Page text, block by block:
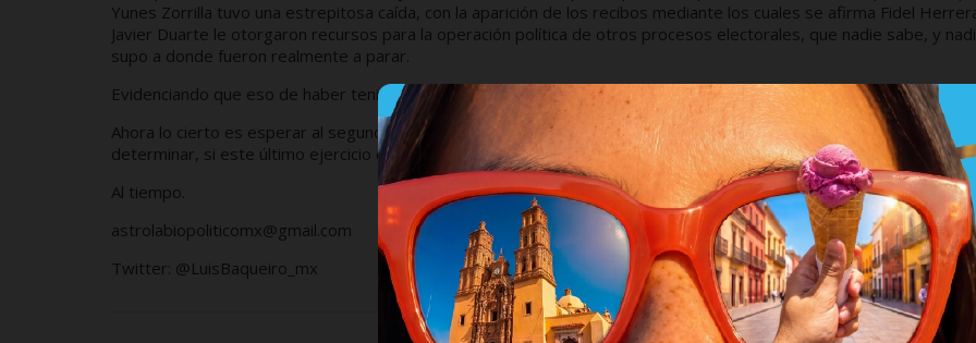
Yunes Zorrilla tuvo una estrepitosa caída, con la aparición de los recibos mediante los cuales se afirma Fidel
Javier Duarte le otorgaron recursos para la operación política de otros procesos electorales, que nadie sabe, y
supo a donde fueron realmente a parar.
Evidenciando que eso de haber tenido una carrera impoluta es una mera vacilada.
Ahora lo cierto es esperar al segundo debate a la gubernatura que será el próximo domingo 12 de mayo, para
determinar, si este último ejercicio democrático incidirá en la determinación final del electorado.
Al tiempo.
astrolabiopoliticomx@gmail.com
Twitter: @LuisBaqueiro_mx